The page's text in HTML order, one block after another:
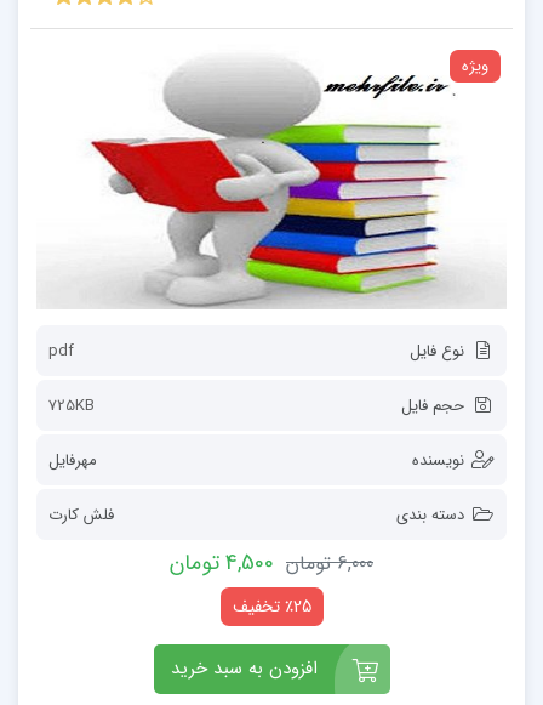
ویژه
نوع فایل pdf
حجم فایل 725KB
نویسنده مهرفایل
دسته بندی فلش کارت
6,000 تومان 4,500 تومان
٪25 تخفیف
افزودن به سبد خرید